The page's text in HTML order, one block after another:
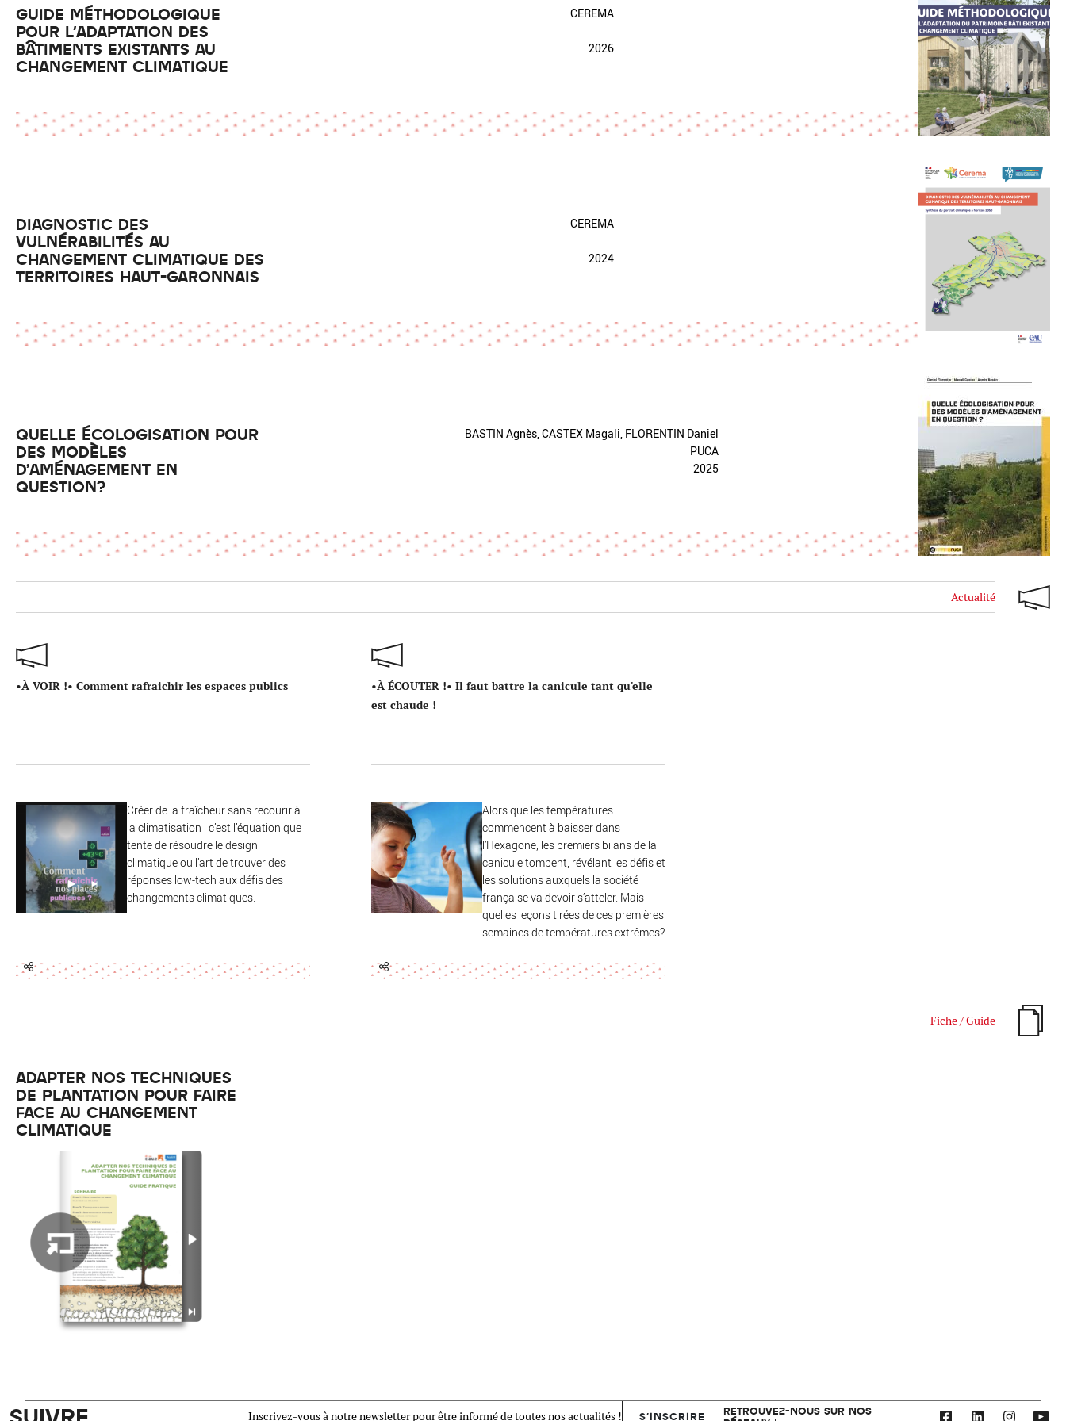
GUIDE MÉTHODOLOGIQUE
POUR L'ADAPTATION DES
BÂTIMENTS EXISTANTS AU
CHANGEMENT CLIMATIQUE
CEREMA
2026
DIAGNOSTIC DES
VULNÉRABILITÉS AU
CHANGEMENT CLIMATIQUE DES
TERRITOIRES HAUT-GARONNAIS
CEREMA
2024
QUELLE ÉCOLOGISATION POUR
DES MODÈLES
D’AMÉNAGEMENT EN
QUESTION?
BASTIN Agnès, CASTEX Magali, FLORENTIN Daniel
PUCA
2025
Actualité
•À VOIR !• Comment rafraichir les espaces publics
Créer de la fraîcheur sans recourir à
la climatisation : c’est l’équation que
tente de résoudre le design
climatique ou l’art de trouver des
réponses low-tech aux défis des
changements climatiques.
•À ÉCOUTER !• Il faut battre la canicule tant qu'elle
est chaude !
Alors que les températures
commencent à baisser dans
l’Hexagone, les premiers bilans de la
canicule tombent, révélant les défis et
les solutions auxquels la société
française va devoir s’atteler. Mais
quelles leçons tirées de ces premières
semaines de températures extrêmes?
Fiche / Guide
ADAPTER NOS TECHNIQUES
DE PLANTATION POUR FAIRE
FACE AU CHANGEMENT
CLIMATIQUE
Inscrivez-vous à notre newsletter pour être informé de toutes nos actualités ! S'INSCRIRE
RETROUVEZ-NOUS SUR NOS